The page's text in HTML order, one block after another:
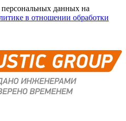
данных на
в отношении обработки